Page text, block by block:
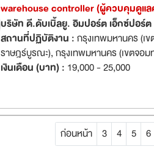
warehouse controller (ผู้ควบคุมดูแ
บริษัท ดี.ดับเบิ้ลยู. อิมปอร์ต เอ็กซ์ปอร์
สถานที่ปฏิบัติงาน :กรุงเทพมหานคร (เ
ราษฎร์บูรณะ), กรุงเทพมหานคร (เขตจอ
กรุงเทพมหานคร (เขตบางบอน)
เงินเดือน (บาท) : 19,000 - 25,000
ก่อนหน้า 3 4 5 6